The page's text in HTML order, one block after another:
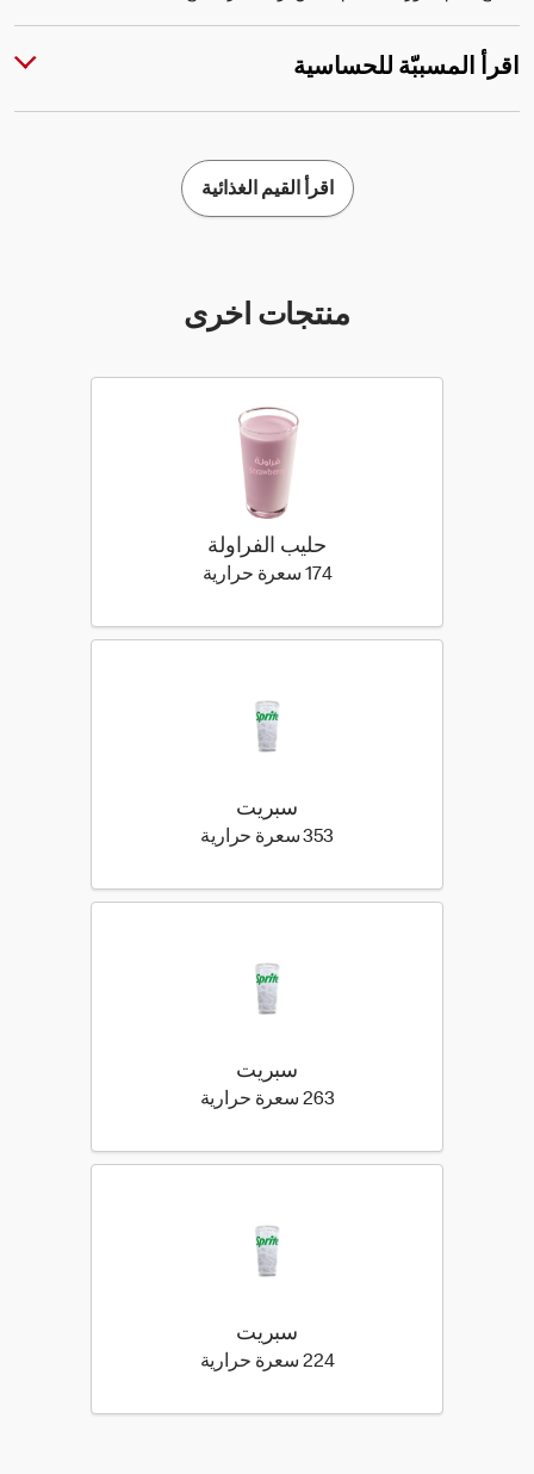
اقرأ المسببّة للحساسية
اقرأ القيم الغذائية
منتجات اخرى
حليب الفراولة
174 سعرة حرارية
سبريت
353 سعرة حرارية 353 كيلو سعرة حرارية
سبريت
263 سعرة حرارية
سبريت
224 سعرة حرارية